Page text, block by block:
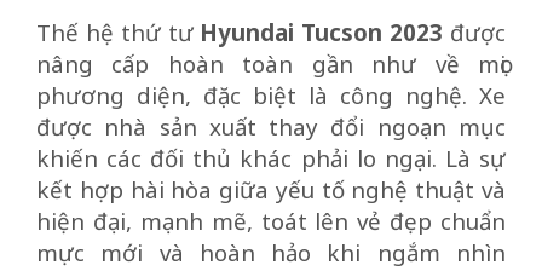
Thế hệ thứ tư Hyundai Tucson 2023 được
nâng cấp hoàn toàn gần như về mọi
phương diện, đặc biệt là công nghệ. Xe
được nhà sản xuất thay đổi ngoạn mục
khiến các đối thủ khác phải lo ngại. Là sự
kết hợp hài hòa giữa yếu tố nghệ thuật và
hiện đại, mạnh mẽ, toát lên vẻ đẹp chuẩn
mực mới và hoàn hảo khi ngắm nhìn